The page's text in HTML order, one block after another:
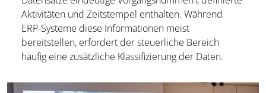
Aktivitäten und Zeitstempel enthalten. Während
ERP-Systeme diese Informationen meist
bereitstellen, erfordert der steuerliche Bereich
häufig eine zusätzliche Klassifizierung der Daten.